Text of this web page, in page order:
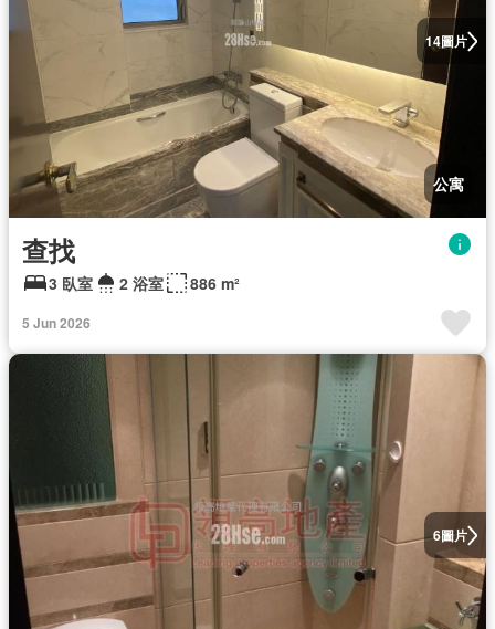
14圖片
公寓
查找
3 臥室 2 浴室 886 m²
5 Jun 2026
6圖片